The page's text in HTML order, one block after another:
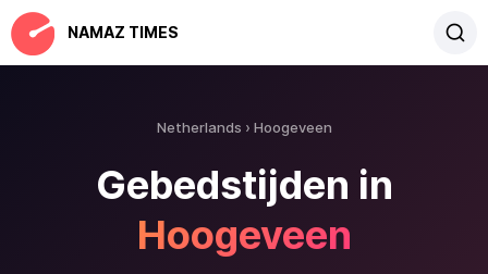
NAMAZ TIMES
Netherlands Hoogeveen
Gebedstijden in
Hoogeveen